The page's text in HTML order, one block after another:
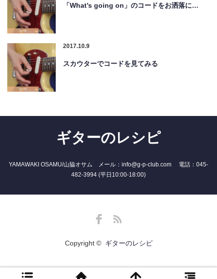
「What’s going on」のコードをお洒落に…
2017.10.9
スカウターでコードを見てみる
ギターのレシピ
YAMAWAKI OSAMU/山脇オサム メール：info@g-p-club.com 電話：045-
482-3994 (平日10:00-18:00)
Copyright © ギターのレシピ